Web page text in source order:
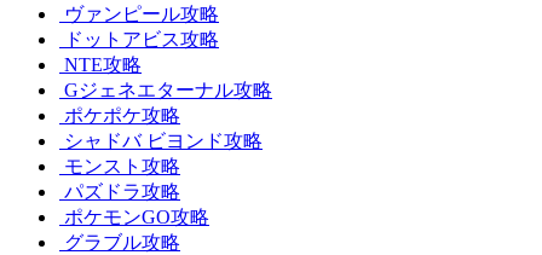
ヴァンピール攻略
ドットアビス攻略
NTE攻略
Gジェネエターナル攻略
ポケポケ攻略
シャドバ ビヨンド攻略
モンスト攻略
パズドラ攻略
ポケモンGO攻略
グラブル攻略